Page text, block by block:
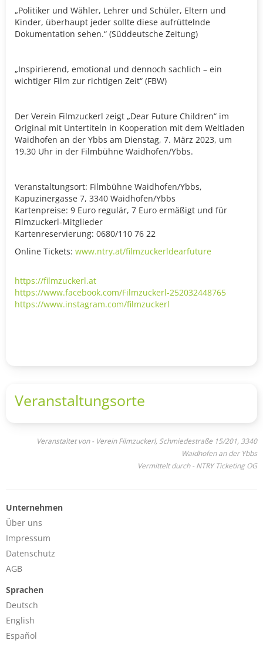
„Politiker und Wähler, Lehrer und Schüler, Eltern und
Kinder, überhaupt jeder sollte diese aufrüttelnde
Dokumentation sehen.“ (Süddeutsche Zeitung)
„Inspirierend, emotional und dennoch sachlich – ein
wichtiger Film zur richtigen Zeit“ (FBW)
Der Verein Filmzuckerl zeigt „Dear Future Children“ im
Original mit Untertiteln in Kooperation mit dem Weltladen
Waidhofen an der Ybbs am Dienstag, 7. März 2023, um
19.30 Uhr in der Filmbühne Waidhofen/Ybbs.
Veranstaltungsort: Filmbühne Waidhofen/Ybbs,
Kapuzinergasse 7, 3340 Waidhofen/Ybbs
Kartenpreise: 9 Euro regulär, 7 Euro ermäßigt und für
Filmzuckerl-Mitglieder
Kartenreservierung: 0680/110 76 22
Online Tickets: www.ntry.at/filmzuckerldearfuture
https://filmzuckerl.at
https://www.facebook.com/Filmzuckerl-252032448765
https://www.instagram.com/filmzuckerl
Veranstaltungsorte
Veranstaltet von - Verein Filmzuckerl, Schmiedestraße 15/201, 3340
Waidhofen an der Ybbs
Vermittelt durch - NTRY Ticketing OG
Unternehmen
Über uns
Impressum
Datenschutz
AGB
Sprachen
Deutsch
English
Español